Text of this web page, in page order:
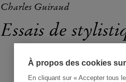
À propos des cookies
En cliquant sur « Accepter tous
Charles Guiraud
Essais de